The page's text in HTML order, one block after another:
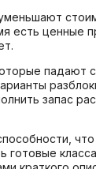
есть ценные
падают
запас
что
готовые